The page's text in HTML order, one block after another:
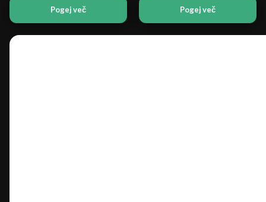
Pogej več Pogej več